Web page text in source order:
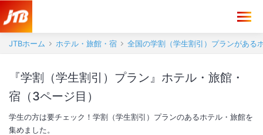
JTBホーム ホテル・旅館・宿 全国の学割（学生割引）プランがある
『学割（学生割引）プラン』ホテル・旅館・
宿（3ページ目）
学生の方は要チェック！学割（学生割引）プランのあるホテル・旅館を
集めました。